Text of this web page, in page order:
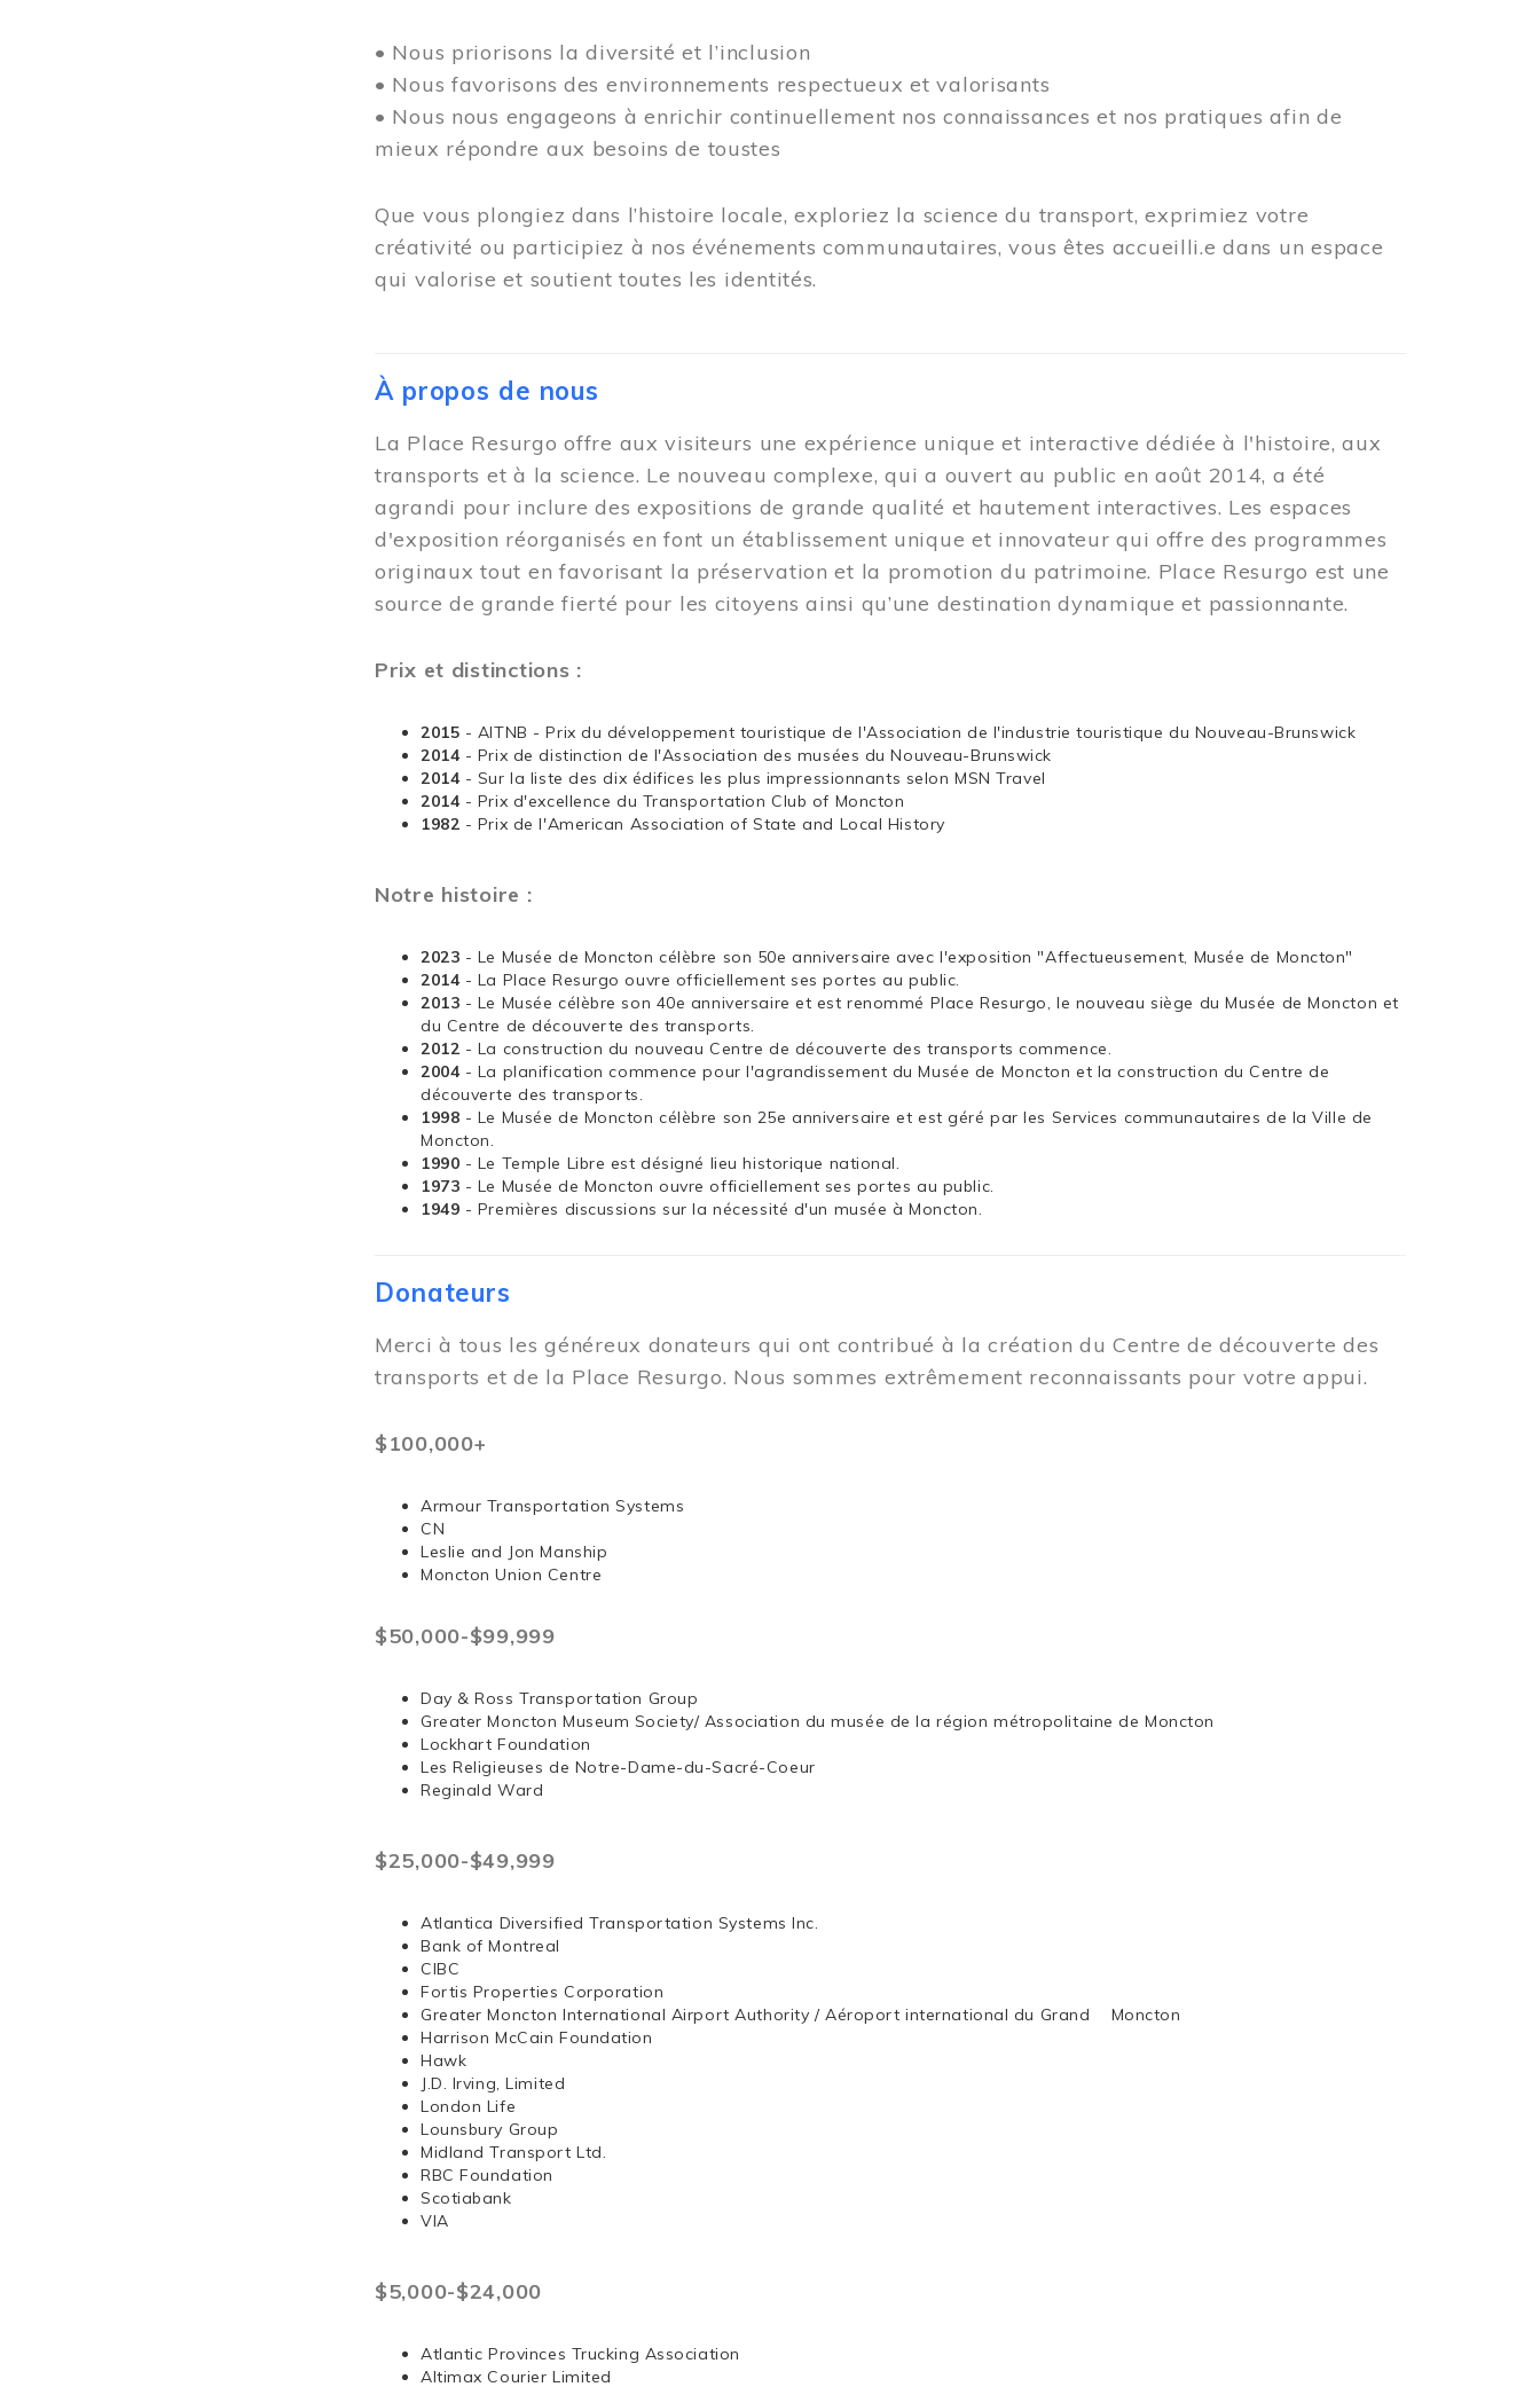
• Nous priorisons la diversité et l’inclusion
• Nous favorisons des environnements respectueux et valorisants
• Nous nous engageons à enrichir continuellement nos connaissances et nos pratiques afin de
mieux répondre aux besoins de toustes
Que vous plongiez dans l’histoire locale, exploriez la science du transport, exprimiez votre
créativité ou participiez à nos événements communautaires, vous êtes accueilli.e dans un espace
qui valorise et soutient toutes les identités.
À propos de nous
La Place Resurgo offre aux visiteurs une expérience unique et interactive dédiée à l'histoire, aux
transports et à la science. Le nouveau complexe, qui a ouvert au public en août 2014, a été
agrandi pour inclure des expositions de grande qualité et hautement interactives. Les espaces
d'exposition réorganisés en font un établissement unique et innovateur qui offre des programmes
originaux tout en favorisant la préservation et la promotion du patrimoine. Place Resurgo est une
source de grande fierté pour les citoyens ainsi qu’une destination dynamique et passionnante.
Prix et distinctions :
2015 - AITNB - Prix du développement touristique de l'Association de l'industrie touristique du Nouveau-Brunswick
2014 - Prix de distinction de l'Association des musées du Nouveau-Brunswick
2014 - Sur la liste des dix édifices les plus impressionnants selon MSN Travel
2014 - Prix d'excellence du Transportation Club of Moncton
1982 - Prix de l'American Association of State and Local History
Notre histoire :
2023 - Le Musée de Moncton célèbre son 50e anniversaire avec l'exposition "Affectueusement, Musée de Moncton"
2014 - La Place Resurgo ouvre officiellement ses portes au public.
2013 - Le Musée célèbre son 40e anniversaire et est renommé Place Resurgo, le nouveau siège du Musée de Moncton et
du Centre de découverte des transports.
2012 - La construction du nouveau Centre de découverte des transports commence.
2004 - La planification commence pour l'agrandissement du Musée de Moncton et la construction du Centre de
découverte des transports.
1998 - Le Musée de Moncton célèbre son 25e anniversaire et est géré par les Services communautaires de la Ville de
Moncton.
1990 - Le Temple Libre est désigné lieu historique national.
1973 - Le Musée de Moncton ouvre officiellement ses portes au public.
1949 - Premières discussions sur la nécessité d'un musée à Moncton.
Donateurs
Merci à tous les généreux donateurs qui ont contribué à la création du Centre de découverte des
transports et de la Place Resurgo. Nous sommes extrêmement reconnaissants pour votre appui.
$100,000+
Armour Transportation Systems
CN
Leslie and Jon Manship
Moncton Union Centre
$50,000-$99,999
Day & Ross Transportation Group
Greater Moncton Museum Society/ Association du musée de la région métropolitaine de Moncton
Lockhart Foundation
Les Religieuses de Notre-Dame-du-Sacré-Coeur
Reginald Ward
$25,000-$49,999
Atlantica Diversified Transportation Systems Inc.
Bank of Montreal
CIBC
Fortis Properties Corporation
Greater Moncton International Airport Authority / Aéroport international du Grand Moncton
Harrison McCain Foundation
Hawk
J.D. Irving, Limited
London Life
Lounsbury Group
Midland Transport Ltd.
RBC Foundation
Scotiabank
VIA
$5,000-$24,000
Atlantic Provinces Trucking Association
Altimax Courier Limited